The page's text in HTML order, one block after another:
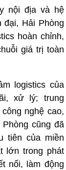
nội địa và hệ
đại, Hải Phòng
hoàn chỉnh,
giá trị toàn
logistics của
xử lý; trung
nghệ cao,
cũng đã
tiên của miền
lớn trong phát
nối, làm động